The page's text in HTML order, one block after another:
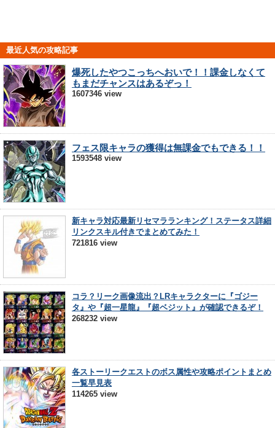
最近人気の攻略記事
爆死したやつこっちへおいで！！課金しなくて
もまだチャンスはあるぞっ！
1607346 view
フェス限キャラの獲得は無課金でもできる！！
1593548 view
新キャラ対応最新リセマラランキング！ステータス詳細
リンクスキル付きでまとめてみた！
721816 view
コラ？リーク画像流出？LRキャラクターに『ゴジー
タ』や『超一星龍』『超ベジット』が確認できるぞ！
268232 view
各ストーリークエストのボス属性や攻略ポイントまとめ
一覧早見表
114265 view